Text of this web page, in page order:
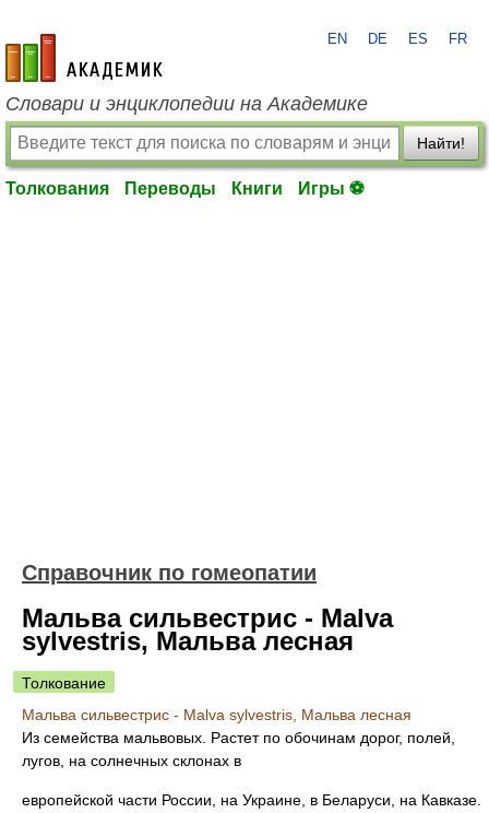
academic.ru
EN DE ES FR
Словари и энциклопедии на Академике
Найти!
Толкования Переводы Книги Игры ⚽
Справочник по гомеопатии
Мальва сильвестрис - Malva
sylvestris, Мальва лесная
Толкование
Мальва сильвестрис - Malva sylvestris, Мальва лесная
Из семейства мальвовых. Растет по обочинам дорог, полей,
лугов, на солнечных склонах в
европейской части России, на Украине, в Беларуси, на Кавказе.